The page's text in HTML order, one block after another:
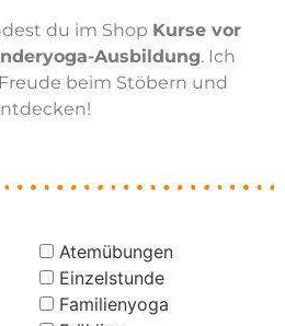
du im Shop Kurse vor
Ausbildung. Ich
beim Stöbern und
Atemübungen
Einzelstunde
Familienyoga